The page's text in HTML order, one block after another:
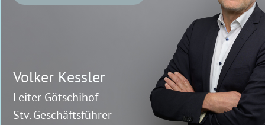
Volker Kessler
Leiter Götschihof
Stv. Geschäftsführer